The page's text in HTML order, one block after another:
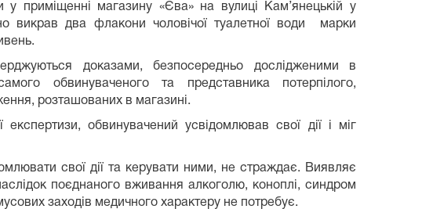
приміщенні магазину «Єва» на вулиці Кам’янецькій у
викрав два флакони чоловічої туалетної води марки
доказами, безпосередньо дослідженими в
обвинуваченого та представника потерпілого,
розташованих в магазині.
експертизи, обвинувачений усвідомлював свої дії і міг
свої дії та керувати ними, не страждає. Виявляє
поєднаного вживання алкоголю, коноплі, синдром
заходів медичного характеру не потребує.